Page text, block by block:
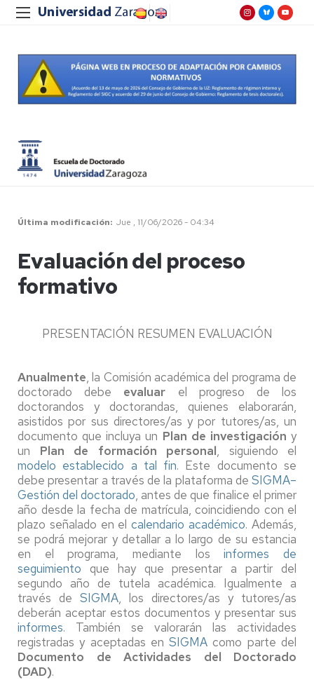
Última modificación Jue , 11/06/2026 - 04:34
Evaluación del proceso
formativo
PRESENTACIÓN RESUMEN EVALUACIÓN
Anualmente, la Comisión académica del programa de
doctorado debe evaluar el progreso de los
doctorandos y doctorandas, quienes elaborarán,
asistidos por sus directores/as y por tutores/as, un
documento que incluya un Plan de investigación y
un Plan de formación personal, siguiendo el
modelo establecido a tal fin. Este documento se
debe presentar a través de la plataforma de SIGMA–
Gestión del doctorado, antes de que finalice el primer
año desde la fecha de matrícula, coincidiendo con el
plazo señalado en elcalendario académico. Además,
se podrá mejorar y detallar a lo largo de su estancia
en el programa, mediante losinformes de
seguimiento que hay que presentar a partir del
segundo año de tutela académica. Igualmente a
través de SIGMA, los directores/as y tutores/as
deberán aceptar estos documentos y presentar sus
informes. También se valorarán las actividades
registradas y aceptadas enSIGMA como parte del
Documento de Actividades del Doctorado
(DAD).